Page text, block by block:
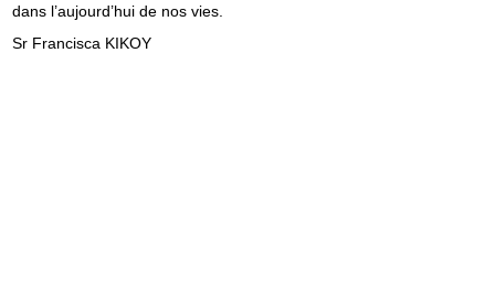
dans l’aujourd’hui de nos vies.
Sr Francisca KIKOY